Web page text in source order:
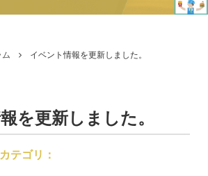
ム イベント情報を更新しました。
を更新しました。
カテゴリ：